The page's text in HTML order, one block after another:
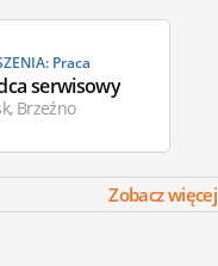
Praca
serwisowy
Brzeźno
Zobacz więcej